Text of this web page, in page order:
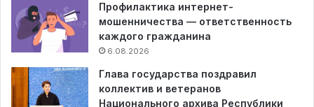
Профилактика интернет-
мошенничества — ответственность
каждого гражданина
6.08.2026
Глава государства поздравил
коллектив и ветеранов
Национального архива Республики